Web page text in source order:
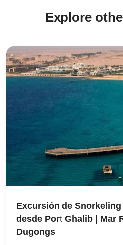
Explore
Excursión de Snorkeling
desde Port Ghalib | Mar
Dugongs